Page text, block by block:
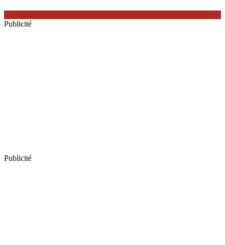
Publicité
Publicité